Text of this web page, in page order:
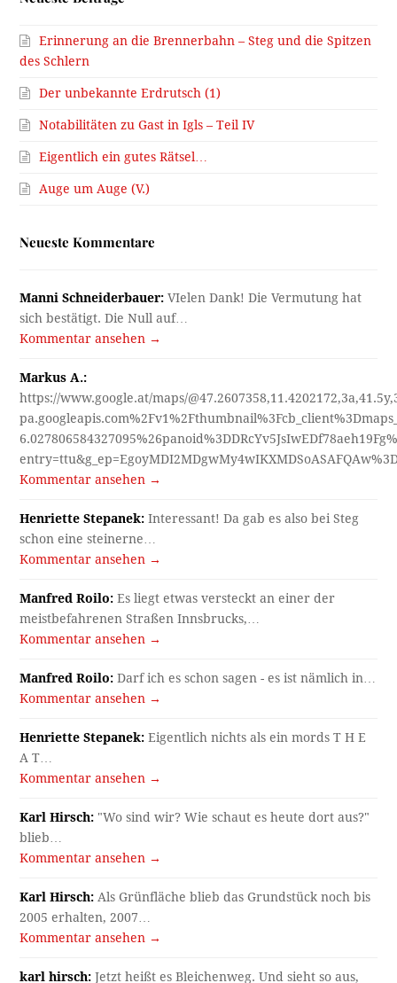
Erinnerung an die Brennerbahn – Steg und die Spitzen
des Schlern
Der unbekannte Erdrutsch (1)
Notabilitäten zu Gast in Igls – Teil IV
Eigentlich ein gutes Rätsel…
Auge um Auge (V.)
Neueste Kommentare
Manni Schneiderbauer: VIelen Dank! Die Vermutung hat
sich bestätigt. Die Null auf…
Kommentar ansehen →
Markus A.:
https://www.google.at/maps/
Kommentar ansehen →
Henriette Stepanek: Interessant! Da gab es also bei Steg
schon eine steinerne…
Kommentar ansehen →
Manfred Roilo: Es liegt etwas versteckt an einer der
meistbefahrenen Straßen Innsbrucks,…
Kommentar ansehen →
Manfred Roilo: Darf ich es schon sagen - es ist nämlich in…
Kommentar ansehen →
Henriette Stepanek: Eigentlich nichts als ein mords T H E
A T…
Kommentar ansehen →
Karl Hirsch: "Wo sind wir? Wie schaut es heute dort aus?"
blieb…
Kommentar ansehen →
Karl Hirsch: Als Grünfläche blieb das Grundstück noch bis
2005 erhalten, 2007…
Kommentar ansehen →
karl hirsch: Jetzt heißt es Bleichenweg. Und sieht so aus,